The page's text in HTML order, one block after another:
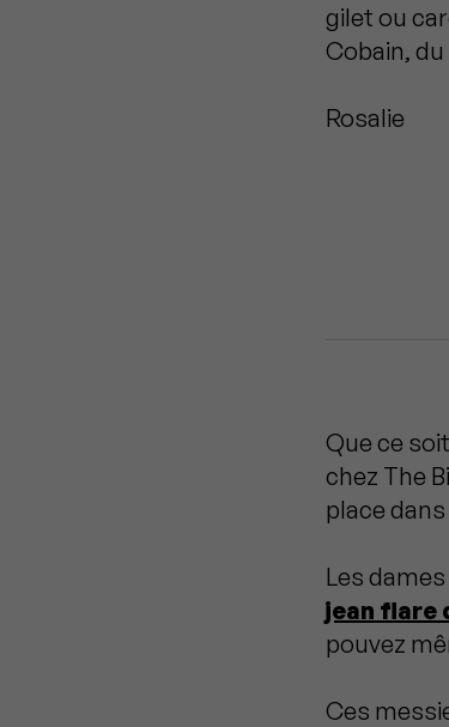
gilet ou
Cobain,
Rosalie
Que ce
chez The
place
Les
jean flare
pouvez
Ces